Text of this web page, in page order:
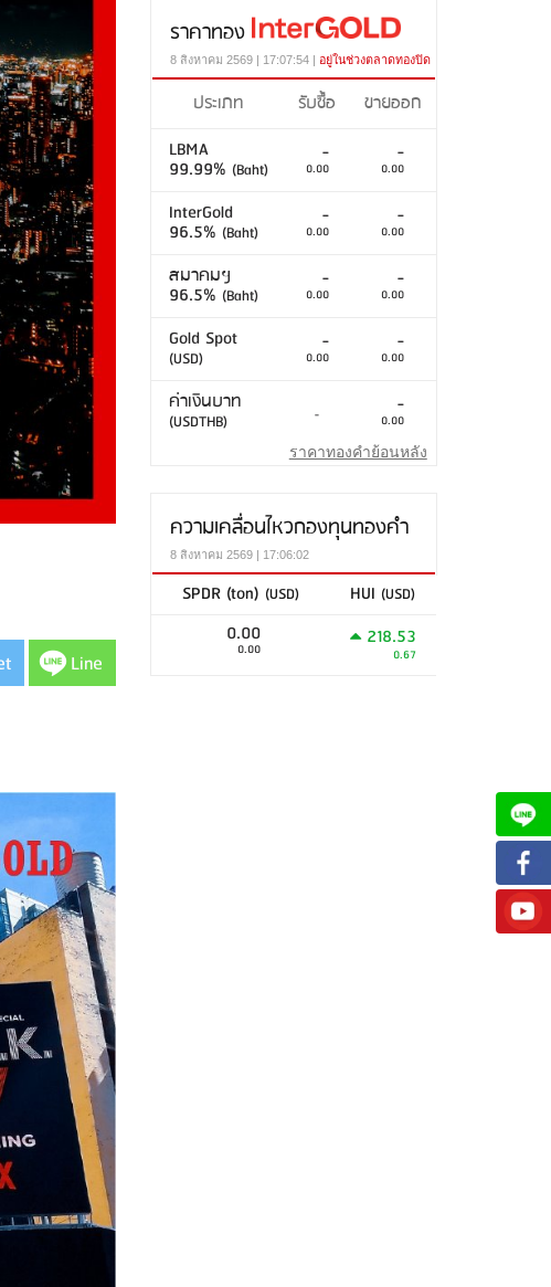
Line
ราคาทอง
8 สิงหาคม 2569 | 17:07:54 | อยู่ในช่วงตลาดทองปิด
ประเภท รับซื้อ
ขายออก
LBMA
99.99% (Baht)
-
0.00
-
0.00
InterGold
96.5% (Baht)
-
0.00
-
0.00
สมาคมฯ
96.5% (Baht)
-
0.00
-
0.00
Gold Spot
(USD)
-
0.00
-
0.00
ค่าเงินบาท
(USDTHB) - -
0.00
ราคาทองคำย้อนหลัง
ความเคลื่อนไหวกองทุนทองคำ
8 สิงหาคม 2569 | 17:06:02
SPDR (ton) (USD) HUI (USD)
0.00
0.00 218.53
0.67